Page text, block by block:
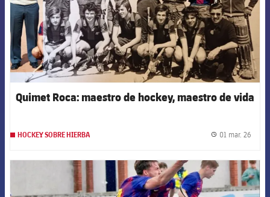
Quimet Roca: maestro de hockey, maestro de vida
HOCKEY SOBRE HIERBA 01 mar. 26
FCB Barcelona badge